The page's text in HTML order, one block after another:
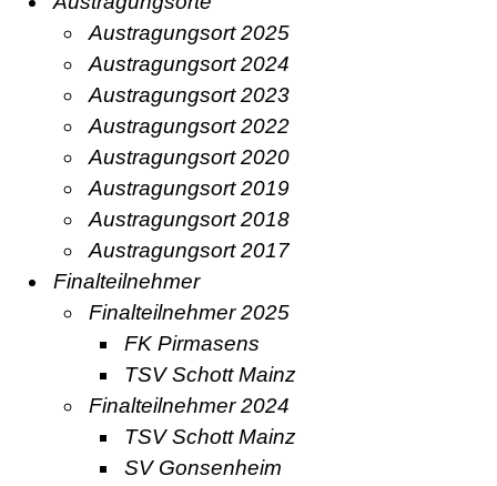
Austragungsort 2025
Austragungsort 2024
Austragungsort 2023
Austragungsort 2022
Austragungsort 2020
Austragungsort 2019
Austragungsort 2018
Austragungsort 2017
Finalteilnehmer
Finalteilnehmer 2025
FK Pirmasens
TSV Schott Mainz
Finalteilnehmer 2024
TSV Schott Mainz
SV Gonsenheim